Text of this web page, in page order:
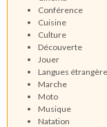
Conférence
Cuisine
Culture
Découverte
Jouer
Langues
Marche
Moto
Musique
Natation